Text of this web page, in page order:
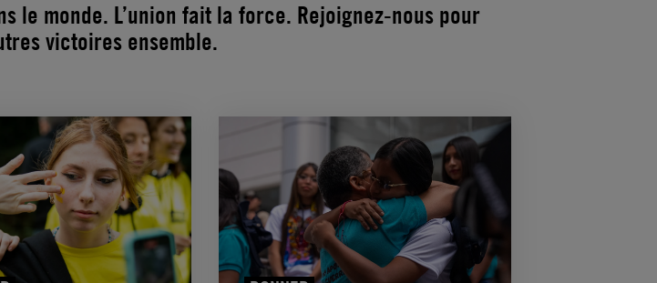
le monde. L’union fait la force. Rejoignez-nous pour
victoires ensemble.